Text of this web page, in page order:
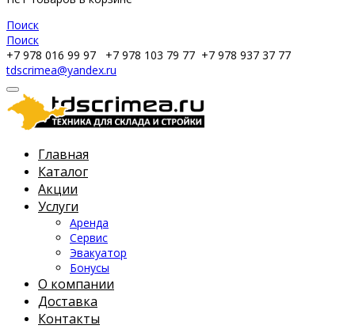
Поиск
Поиск
+7 978 016 99 97
+7 978 103 79 77 +7 978 937 37 77
tdscrimea@yandex.ru
Главная
Каталог
Акции
Услуги
Аренда
Сервис
Эвакуатор
Бонусы
О компании
Доставка
Контакты